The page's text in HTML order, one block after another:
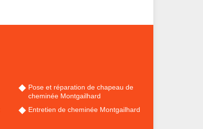
Pose et réparation de chapeau de
cheminée Montgailhard
Entretien de cheminée Montgailhard